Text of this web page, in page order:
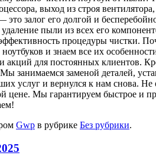
выход из строя
это залог его долгой и
удаление пыли из всех его
эффективность процедуры
и знаем все их
и акций для постоянных клиентов.
занимаемся заменой деталей,
услуг и вернулся к нам снова.
цене. Мы гарантируем быстрое и
Gwp в рубрике Без рубрики.